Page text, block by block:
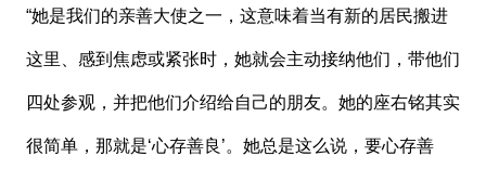
“她是我们的亲善大使之一，这意味着当有新的居民搬进
这里、感到焦虑或紧张时，她就会主动接纳他们，带他们
四处参观，并把他们介绍给自己的朋友。她的座右铭其实
很简单，那就是‘心存善良’。她总是这么说，要心存善